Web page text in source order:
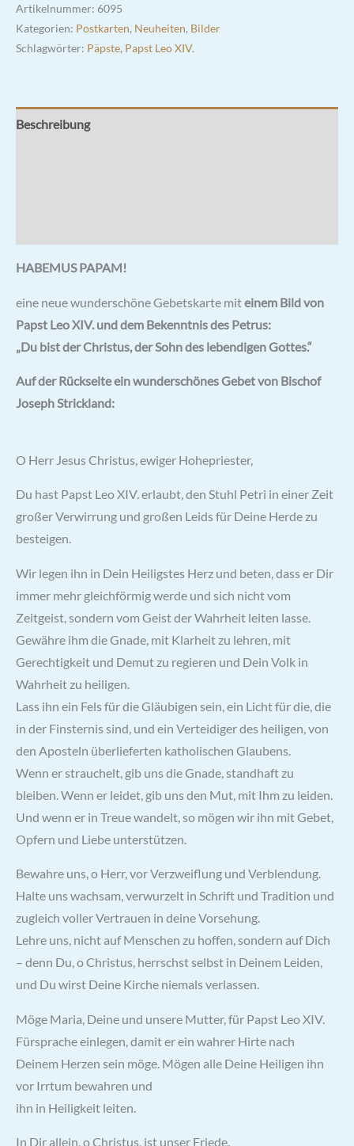
Artikelnummer: 6095
Kategorien: Postkarten, Neuheiten, Bilder
Schlagwörter: Päpste, Papst Leo XIV.
Beschreibung
HABEMUS PAPAM!
eine neue wunderschöne Gebetskarte miteinem Bild von
Papst Leo XIV. und dem Bekenntnis des Petrus:
„Du bist der Christus, der Sohn des lebendigen Gottes.“
Auf der Rückseite ein wunderschönes Gebet von Bischof
Joseph Strickland:
O Herr Jesus Christus, ewiger Hohepriester,
Du hast Papst Leo XIV. erlaubt, den Stuhl Petri in einer Zeit
großer Verwirrung und großen Leids für Deine Herde zu
besteigen.
Wir legen ihn in Dein Heiligstes Herz und beten, dass er Dir
immer mehr gleichförmig werde und sich nicht vom
Zeitgeist, sondern vom Geist der Wahrheit leiten lasse.
Gewähre ihm die Gnade, mit Klarheit zu lehren, mit
Gerechtigkeit und Demut zu regieren und Dein Volk in
Wahrheit zu heiligen.
Lass ihn ein Fels für die Gläubigen sein, ein Licht für die, die
in der Finsternis sind, und ein Verteidiger des heiligen, von
den Aposteln überlieferten katholischen Glaubens.
Wenn er strauchelt, gib uns die Gnade, standhaft zu
bleiben. Wenn er leidet, gib uns den Mut, mit Ihm zu leiden.
Und wenn er in Treue wandelt, so mögen wir ihn mit Gebet,
Opfern und Liebe unterstützen.
Bewahre uns, o Herr, vor Verzweiflung und Verblendung.
Halte uns wachsam, verwurzelt in Schrift und Tradition und
zugleich voller Vertrauen in deine Vorsehung.
Lehre uns, nicht auf Menschen zu hoffen, sondern auf Dich
– denn Du, o Christus, herrschst selbst in Deinem Leiden,
und Du wirst Deine Kirche niemals verlassen.
Möge Maria, Deine und unsere Mutter, für Papst Leo XIV.
Fürsprache einlegen, damit er ein wahrer Hirte nach
Deinem Herzen sein möge. Mögen alle Deine Heiligen ihn
vor Irrtum bewahren und
ihn in Heiligkeit leiten.
In Dir allein, o Christus, ist unser Friede.